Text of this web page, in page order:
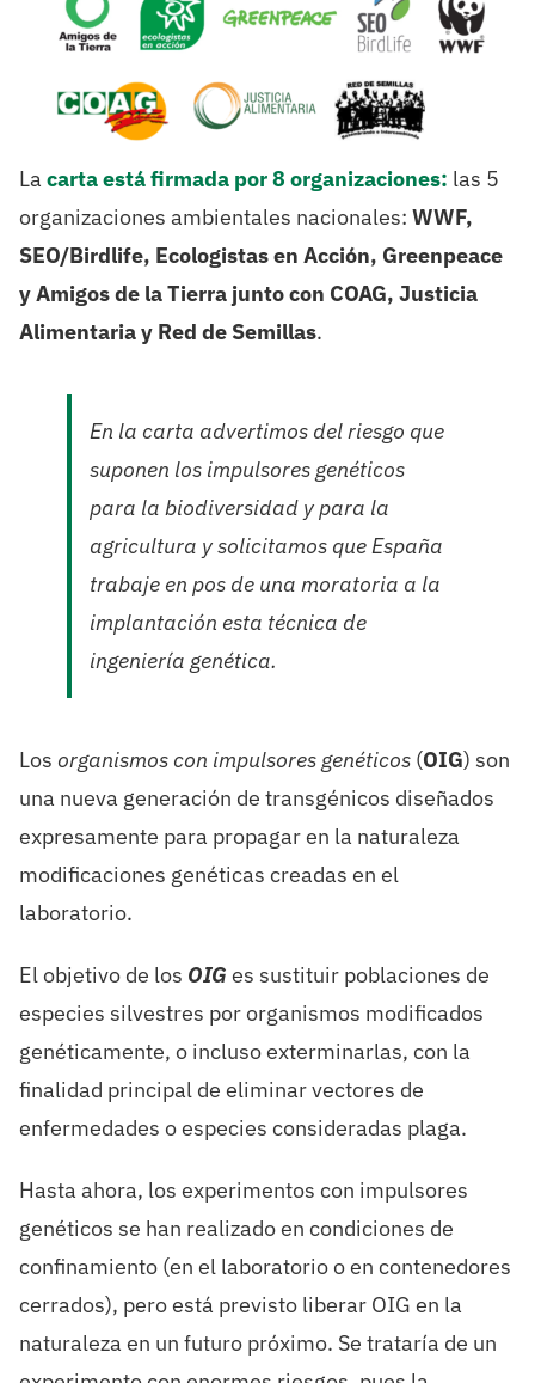
La carta está firmada por 8 organizaciones: las 5
organizaciones ambientales nacionales: WWF,
SEO/Birdlife, Ecologistas en Acción, Greenpeace
y Amigos de la Tierra junto con COAG, Justicia
Alimentaria y Red de Semillas.
En la carta advertimos del riesgo que
suponen los impulsores genéticos
para la biodiversidad y para la
agricultura y solicitamos que España
trabaje en pos de una moratoria a la
implantación esta técnica de
ingeniería genética.
Los organismos con impulsores genéticos(OIG) son
una nueva generación de transgénicos diseñados
expresamente para propagar en la naturaleza
modificaciones genéticas creadas en el
laboratorio.
El objetivo de los OIG es sustituir poblaciones de
especies silvestres por organismos modificados
genéticamente, o incluso exterminarlas, con la
finalidad principal de eliminar vectores de
enfermedades o especies consideradas plaga.
Hasta ahora, los experimentos con impulsores
genéticos se han realizado en condiciones de
confinamiento (en el laboratorio o en contenedores
cerrados), pero está previsto liberar OIG en la
naturaleza en un futuro próximo. Se trataría de un